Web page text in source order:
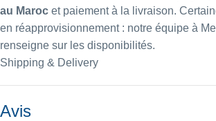
au Maroc et paiement à la livraison.
en réapprovisionnement : notre équipe à
renseigne sur les disponibilités.
Shipping & Delivery
Avis